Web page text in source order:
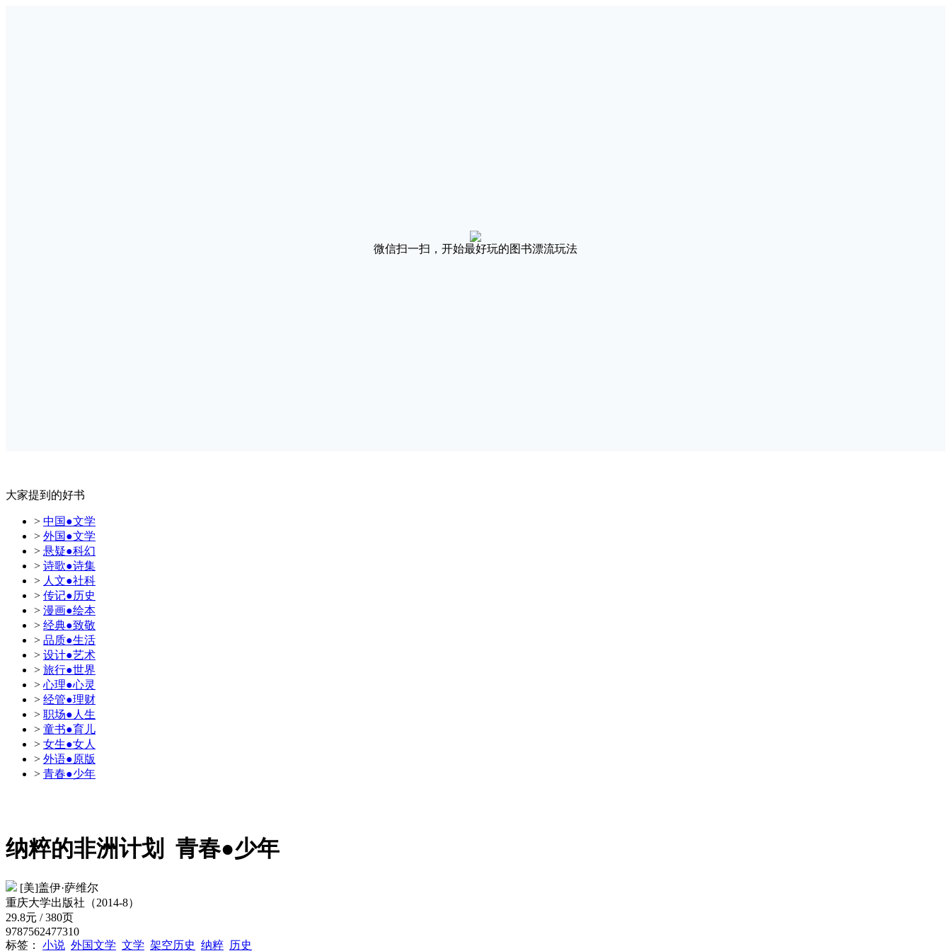
微信扫一扫，开始最好玩的图书漂流玩法
大家提到的好书
> 中国●文学
> 外国●文学
> 悬疑●科幻
> 诗歌●诗集
> 人文●社科
> 传记●历史
> 漫画●绘本
> 经典●致敬
> 品质●生活
> 设计●艺术
> 旅行●世界
> 心理●心灵
> 经管●理财
> 职场●人生
> 童书●育儿
> 女生●女人
> 外语●原版
> 青春●少年
纳粹的非洲计划 青春●少年
[美]盖伊·萨维尔
重庆大学出版社（2014-8）
29.8元 / 380页
9787562477310
标签： 小说 外国文学 文学 架空历史 纳粹 历史